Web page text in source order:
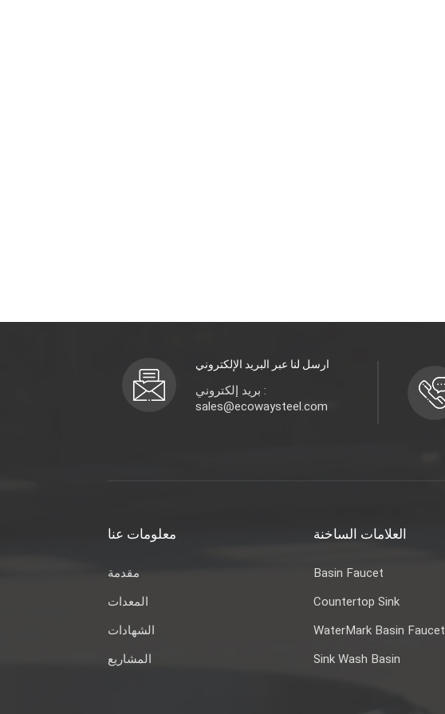
ارسل لنا عبر البريد الإلكتروني
بريد إلكتروني :
sales@ecowaysteel.com
معلومات عنا
مقدمة
المعدات
الشهادات
المشاريع
العلامات الساخنة
Basin Faucet
Countertop Sink
WaterMark Basin Faucet
Sink Wash Basin